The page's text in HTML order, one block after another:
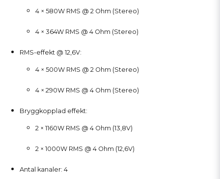
4 × 580W RMS @ 2 Ohm (Stereo)
4 × 364W RMS @ 4 Ohm (Stereo)
RMS-effekt @ 12,6V:
4 × 500W RMS @ 2 Ohm (Stereo)
4 × 290W RMS @ 4 Ohm (Stereo)
Bryggkopplad effekt:
2 × 1160W RMS @ 4 Ohm (13,8V)
2 × 1000W RMS @ 4 Ohm (12,6V)
Antal kanaler: 4